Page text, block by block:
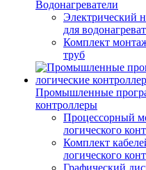
Водонагреватели
Электрический
для
Комплект
труб
Промышленные
контроллеры
Процессорный
логического
Комплект
логического
Графический